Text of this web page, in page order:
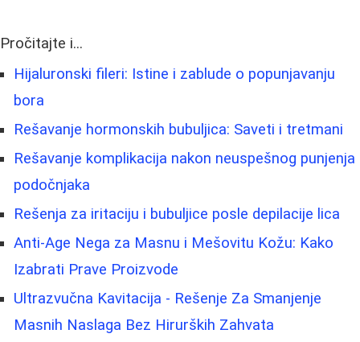
Pročitajte i...
Hijaluronski fileri: Istine i zablude o popunjavanju
bora
Rešavanje hormonskih bubuljica: Saveti i tretmani
Rešavanje komplikacija nakon neuspešnog punjenja
podočnjaka
Rešenja za iritaciju i bubuljice posle depilacije lica
Anti-Age Nega za Masnu i Mešovitu Kožu: Kako
Izabrati Prave Proizvode
Ultrazvučna Kavitacija - Rešenje Za Smanjenje
Masnih Naslaga Bez Hirurških Zahvata